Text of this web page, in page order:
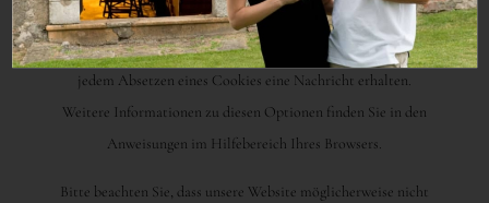
platziert werden. Eine weitere Möglichkeit besteht darin, die
Einstellungen Ihres Internetbrowsers so zu ändern, dass Sie bei
jedem Absetzen eines Cookies eine Nachricht erhalten.
Weitere Informationen zu diesen Optionen finden Sie in den
Anweisungen im Hilfebereich Ihres Browsers.
Bitte beachten Sie, dass unsere Website möglicherweise nicht